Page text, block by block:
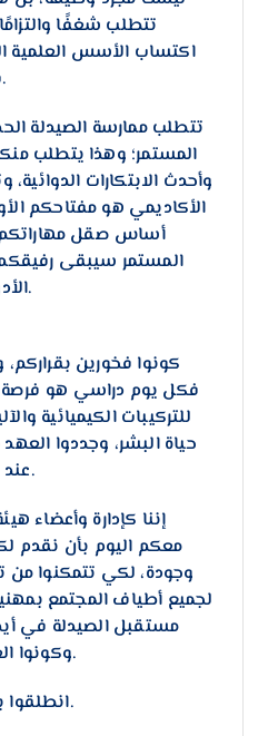
تتطلب شغفًا
اكتساب الأسس العلمية
في مجال الرعاية الصحية.
المستمر؛ وهذا يتطلب
وأحدث الابتكارات الدوائية،
الأكاديمي هو مفتاحكم
أساس صقل مهاراتكم،
المستمر سيبقى
الأدوية يتطور يومًا بعد يوم.
كونوا فخورين بقراركم،
فكل يوم دراسي هو
للتركيبات الكيميائية
حياة البشر، وجددوا
عند حسن ظن المجتمع بكم.
معكم اليوم بأن نقدم
وجودة، لكي تتمكنوا من
لجميع أطياف المجتمع
مستقبل الصيدلة في
وكونوا العلماء، وكونوا المنقذين.
– انطلقوا بثقة لتحقيق أحلامكم.